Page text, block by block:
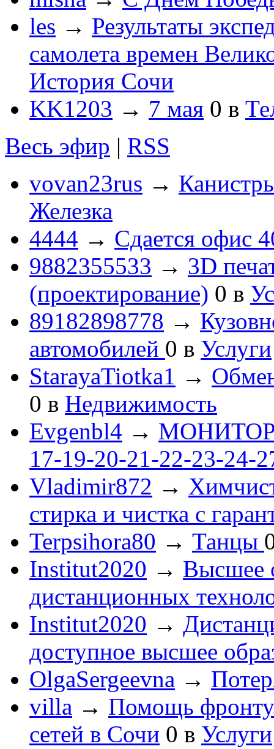
les → Результаты
самолета времен
История Сочи
KK1203 → 7 мая 0 в
Весь эфир | RSS
vovan23rus →
Железка
4444 → Сдается офис
9882355533 → 3D
(проектирование) 0 в
89182898778 →
автомобилей 0 в Услуги
StarayaTiotka1 →
0 в Недвижимость
Evgenbl4 → МОНИТОРЫ
17-19-20-21-22-23-24-
Vladimir872 →
стирка и чистка с
Terpsihora80 → Танцы
Institut2020 → Высшее
дистанционных
Institut2020 →
доступное высшее
OlgaSergeevna →
villa → Помощь
сетей в Сочи 0 в Услуги